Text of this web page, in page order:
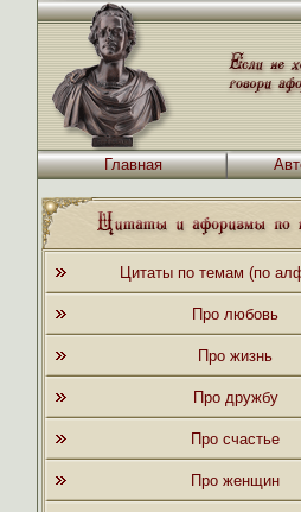
Главная
Цитаты по темам (по
Про любовь
Про жизнь
Про дружбу
Про счастье
Про женщин